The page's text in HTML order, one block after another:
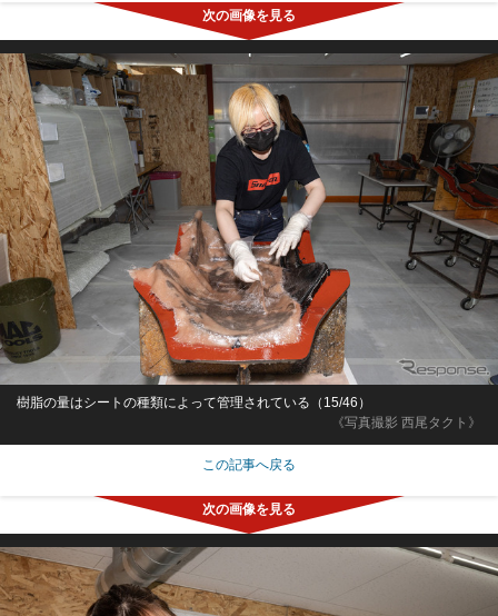
《写真撮影 西尾タクト》
樹脂の量はシートの種類によって管理されている（15/46）
この記事へ戻る